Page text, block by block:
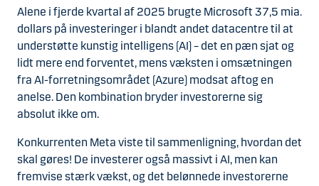
Alene i fjerde kvartal af 2025 brugte Microsoft 37,5 mia.
dollars på investeringer i blandt andet datacentre til at
understøtte kunstig intelligens (AI) – det en pæn sjat og
lidt mere end forventet, mens væksten i omsætningen
fra AI-forretningsområdet (Azure) modsat aftog en
anelse. Den kombination bryder investorerne sig
absolut ikke om.
Konkurrenten Meta viste til sammenligning, hvordan det
skal gøres! De investerer også massivt i AI, men kan
fremvise stærk vækst, og det belønnede investorerne